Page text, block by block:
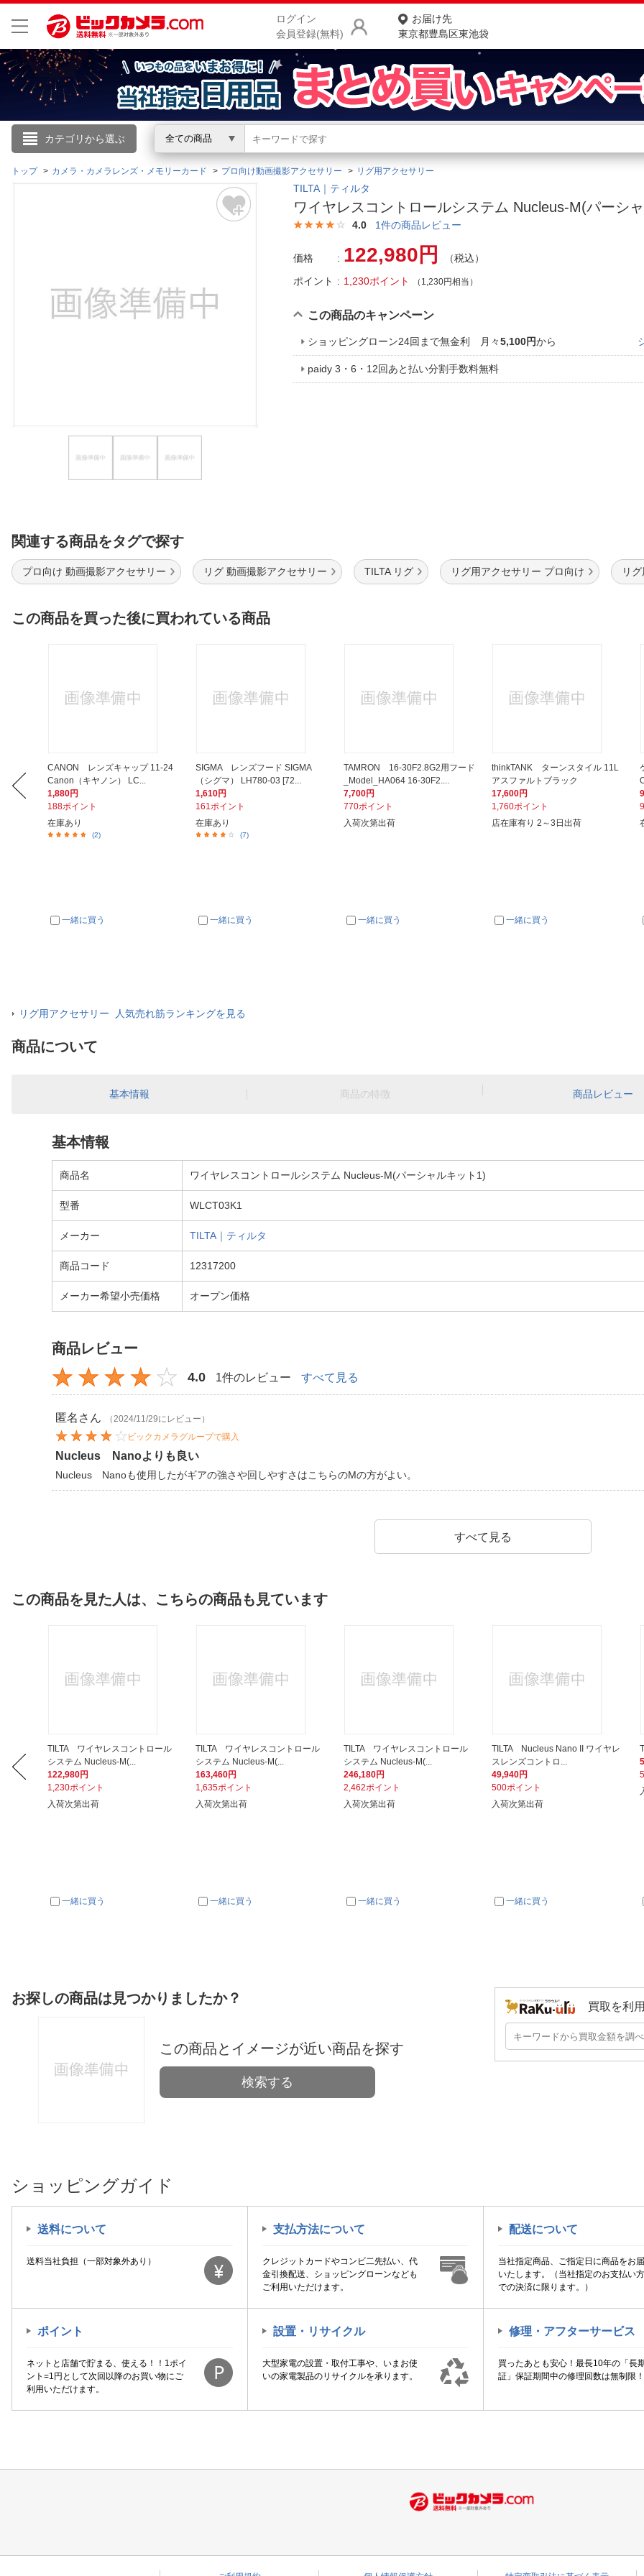
ログイン
会員登録(無料)
お届け先
東京都豊島区東池袋
カテゴリから選ぶ 全ての商品
こんにちは
ログイン
閲覧履歴
商品をさがす
ランキングからさがす
お客様サポート
ご利用規約
トップ カメラ・カメラレンズ・メモリーカード プロ向け動画撮影アクセサリー リグ用アクセサリー
TILTA｜ティルタ
ワイヤレスコントロールシステム Nucleus-M(パーシ
4.0 1件の商品レビュー
価格 122,980円
（税込）
ポイント
1,230ポイント （1,230円相当）
この商品のキャンペーン
ショッピングローン24回まで無金利 月々5,100円から
paidy 3・6・12回あと払い分割手数料無料
関連する商品をタグで探す
プロ向け 動画撮影アクセサリー リグ 動画撮影アクセサリー TILTA リグ リグ用アクセサリー プロ向け リ
この商品を買った後に買われている商品
CANON レンズキャップ 11-24
Canon（キヤノン） LC...
1,880円
188ポイント
在庫あり
(2)
一緒に買う
SIGMA レンズフード SIGMA
（シグマ） LH780-03 [72...
1,610円
161ポイント
在庫あり
(7)
一緒に買う
TAMRON 16-30F2.8G2用フード
_Model_HA064 16-30F2....
7,700円
770ポイント
入荷次第出荷
一緒に買う
thinkTANK ターンスタイル 11L
アスファルトブラック
17,600円
1,760ポイント
店在庫有り 2～3日出荷
一緒に買う
リグ用アクセサリー 人気売れ筋ランキングを見る
商品について
基本情報 商品の特徴 商品レビュー
基本情報
商品名 ワイヤレスコントロールシステム Nucleus-M(パーシャルキット1)
型番 WLCT03K1
メーカー TILTA｜ティルタ
商品コード 12317200
メーカー希望小売価格 オープン価格
商品レビュー
4.0 1件のレビュー すべて見る
匿名 さん
（2024/11/29にレビュー）
ビックカメラグループで購入
Nucleus Nanoよりも良い
Nucleus Nanoも使用したがギアの強さや回しやすさはこちらのMの方がよい。
すべて見る
この商品を見た人は、こちらの商品も見ています
TILTA ワイヤレスコントロール
システム Nucleus-M(...
122,980円
1,230ポイント
入荷次第出荷
一緒に買う
TILTA ワイヤレスコントロール
システム Nucleus-M(...
163,460円
1,635ポイント
入荷次第出荷
一緒に買う
TILTA ワイヤレスコントロール
システム Nucleus-M(...
246,180円
2,462ポイント
入荷次第出荷
一緒に買う
TILTA Nucleus Nano II ワイヤレ
スレンズコントロ...
49,940円
500ポイント
入荷次第出荷
一緒に買う
お探しの商品は見つかりましたか？
この商品とイメージが近い商品を探す
検索する
買取を利
ショッピングガイド
送料について
送料当社負担（一部対象外あり）
支払方法について
クレジットカードやコンビ二先払い、代
金引換配送、ショッピングローンなども
ご利用いただけます。
配送について
当社指定商品、ご指定日に商品をお
いたします。（当社指定のお支払い
での決済に限ります。）
ポイント
ネットと店舗で貯まる、使える！！1ポイ
ント=1円として次回以降のお買い物にご
利用いただけます。
設置・リサイクル
大型家電の設置・取付工事や、いまお使
いの家電製品のリサイクルを承ります。
修理・アフターサービス
買ったあとも安心！最長10年の「長
証」保証期間中の修理回数は無制限！